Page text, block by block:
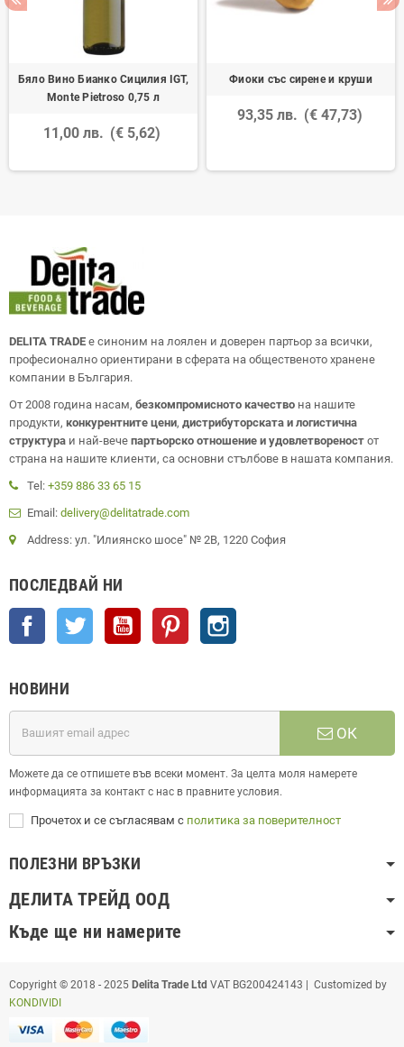
Бяло Вино Бианко Сицилия IGT,
Monte Pietroso 0,75 л
11,00 лв. (€ 5,62)
Фиоки със сирене и круши
93,35 лв. (€ 47,73)
DELITA TRADE е синоним на лоялен и доверен партьор за всички,
професионално ориентирани в сферата на общественото хранене
компании в България.
От 2008 година насам, безкомпромисното качество на нашите
продукти, конкурентните цени, дистрибуторската и логистична
структура и най-вече партьорско отношение и удовлетвореност от
страна на нашите клиенти, са основни стълбове в нашата компания.
Tel: +359 886 33 65 15
Email: delivery@delitatrade.com
Address: ул. "Илиянско шосе" № 2В, 1220 София
ПОСЛЕДВАЙ НИ
Facebook Twitter YouTube Pinterest
НОВИНИ
ОК
Можете да се отпишете във всеки момент. За целта моля намерете
информацията за контакт с нас в правните условия.
Прочетох и се съгласявам с политика за поверителност
ПОЛЕЗНИ ВРЪЗКИ
ДЕЛИТА ТРЕЙД ООД
Къде ще ни намерите
Copyright © 2018 - 2025 Delita Trade Ltd VAT BG200424143 | Customized by
KONDIVIDI